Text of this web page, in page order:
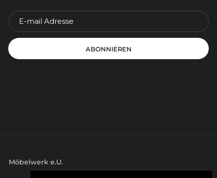
ABONNIEREN
Möbelwerk e.U.